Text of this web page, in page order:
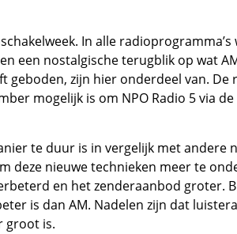
In alle
een nostalgische terugblik op wat
zijn hier onderdeel van.
mogelijk is om NPO Radio 5 via
te duur is in vergelijk met andere
deze nieuwe technieken meer te
en het zenderaanbod groter.
is dan AM. Nadelen zijn dat
groot is.